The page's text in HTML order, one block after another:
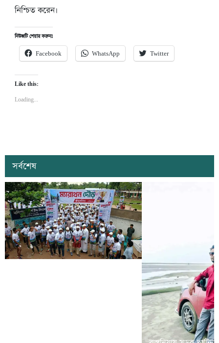
নিশ্চিত করেন।
নিউজটি শেয়ার করুনঃ
Facebook WhatsApp Twitter
Like this:
Loading...
সর্বশেষ